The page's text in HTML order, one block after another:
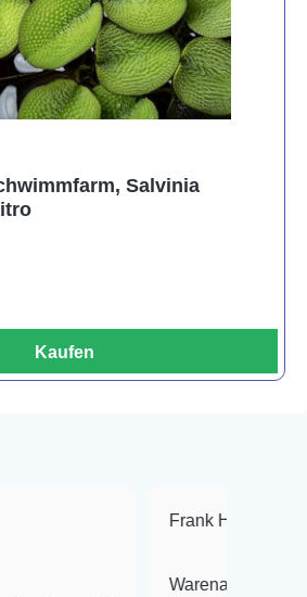
Salvinia
Kaufen
Frank Hackmayer
Warenanlieferung Top und die